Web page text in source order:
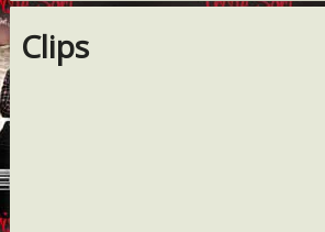
Amis
Clips